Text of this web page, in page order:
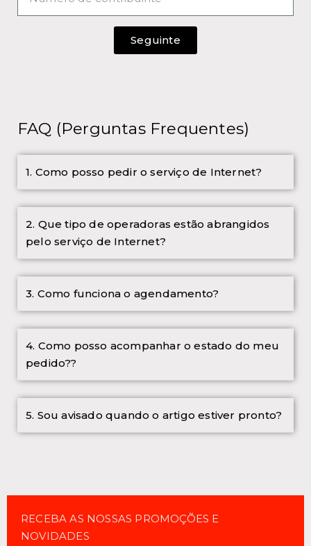
Seguinte
FAQ (Perguntas Frequentes)
1. Como posso pedir o serviço de Internet?
2. Que tipo de operadoras estão abrangidos
pelo serviço de Internet?
3. Como funciona o agendamento?
4. Como posso acompanhar o estado do meu
pedido??
5. Sou avisado quando o artigo estiver pronto?
RECEBA AS NOSSAS PROMOÇÕES E
NOVIDADES